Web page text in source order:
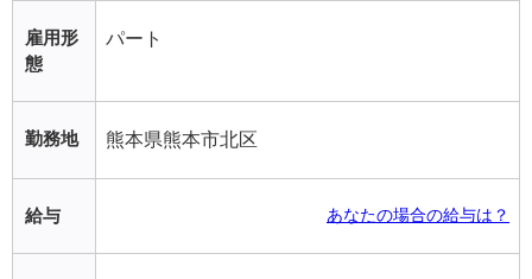
雇用形
態
パート
勤務地 熊本県熊本市北区
給与 あなたの場合の給与は？